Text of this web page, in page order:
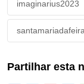
imaginarius2023
santamariadafeira
Partilhar esta